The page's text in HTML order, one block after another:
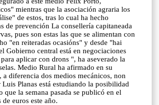
mientras que la asociación agraria los
de estos, tras lo cual ha hecho
de prevención La consellería capitaneada
pues son estas las que se alimentan con
"en reiteradas ocasións" y desde "hai
Gobierno central está en negociaciones
aplicar con drons ", ha aseverado la
Medio Rural ha afirmado en su
diferencia dos medios mecánicos, non
Planas está estudiando la posibilidad
la semana pasada se publicó en el
euros este año.